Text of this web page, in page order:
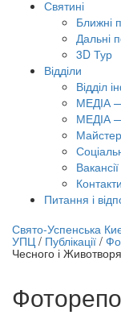
Святині
Ближні
Дальні
3D Тур
Відділи
Відділ
МЕДІА —
МЕДІА —
Вакансії
Контакти
Питання і
трансляція |
12
Свято-Успенська
УПЦ / Публікації /
Чесного і